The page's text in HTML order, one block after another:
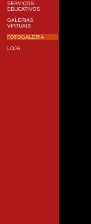
SERVIÇOS
EDUCATIVOS
GALERIAS
VIRTUAIS
FOTOGALERIA
LOJA